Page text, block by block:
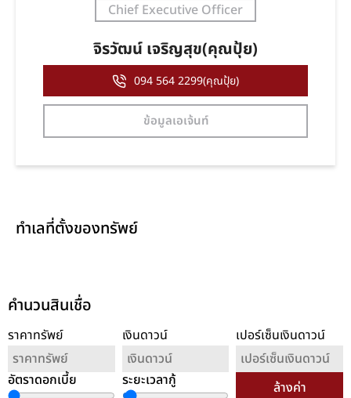
Chief Executive Officer
จิรวัฒน์ เจริญสุข(คุณปุ้ย)
094 564 2299(คุณปุ้ย)
ข้อมูลเอเจ้นท์
ทำเลที่ตั้งของทรัพย์
คำนวนสินเชื่อ
ราคาทรัพย์ เงินดาวน์ เปอร์เซ็นเงินดาวน์
อัตราดอกเบี้ย ระยะเวลากู้ ล้างค่า